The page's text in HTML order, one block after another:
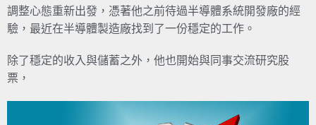
調整心態重新出發，憑著他之前待過半導體系統開發廠的經
驗，最近在半導體製造廠找到了一份穩定的工作。
除了穩定的收入與儲蓄之外，他也開始與同事交流研究股
票，